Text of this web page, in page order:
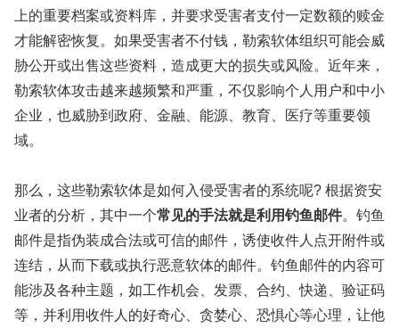
上的重要档案或资料库，并要求受害者支付一定数额的赎金
才能解密恢复。如果受害者不付钱，勒索软体组织可能会威
胁公开或出售这些资料，造成更大的损失或风险。近年来，
勒索软体攻击越来越频繁和严重，不仅影响个人用户和中小
企业，也威胁到政府、金融、能源、教育、医疗等重要领
域。
那么，这些勒索软体是如何入侵受害者的系统呢? 根据资安
业者的分析，其中一个常见的手法就是利用钓鱼邮件。钓鱼
邮件是指伪装成合法或可信的邮件，诱使收件人点开附件或
连结，从而下载或执行恶意软体的邮件。钓鱼邮件的内容可
能涉及各种主题，如工作机会、发票、合约、快递、验证码
等，并利用收件人的好奇心、贪婪心、恐惧心等心理，让他